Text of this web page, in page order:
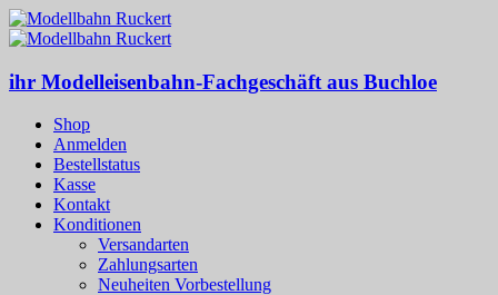
ihr Modelleisenbahn-Fachgeschäft aus Buchloe
Shop
Anmelden
Bestellstatus
Kasse
Kontakt
Konditionen
Versandarten
Zahlungsarten
Neuheiten Vorbestellung